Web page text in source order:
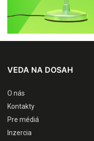
VEDA NA DOSAH
O nás
Kontakty
Pre médiá
Inzercia